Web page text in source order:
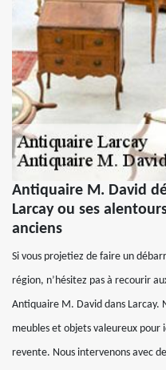
Antiquaire M. David
Larcay ou ses
anciens
Si vous projetiez de faire un
région, n’hésitez pas à recourir
Antiquaire M. David dans Larcay.
meubles et objets valeureux pour
revente. Nous intervenons avec